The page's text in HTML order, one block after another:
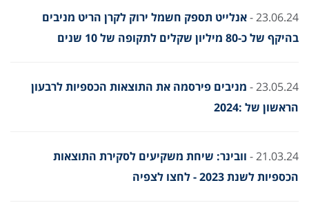
23.06.24 - אנלייט תספק חשמל ירוק לקרן הריט מניבים
בהיקף של כ-80 מיליון שקלים לתקופה של 10 שנים
23.05.24 -
מניבים פירסמה את התוצאות הכספיות לרבעון
הראשון של :2024
21.03.24 -
וובינר: שיחת משקיעים לסקירת התוצאות
הכספיות לשנת 2023 - לחצו לצפיה